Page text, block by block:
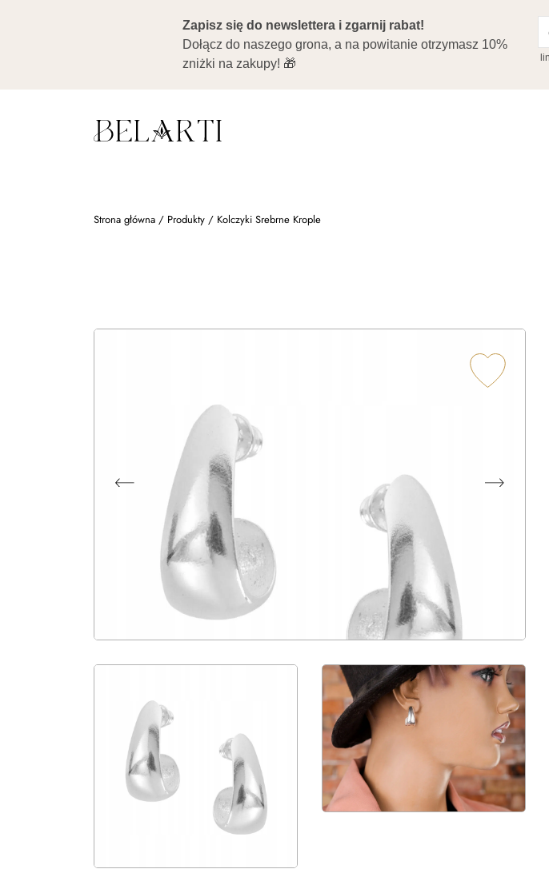
Strona główna / Produkty / Kolczyki Srebrne Krople